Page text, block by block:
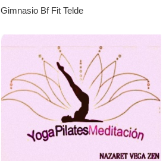
Gimnasio Bf Fit Telde
No tengo para alimentarlos, ayuda
Leales.org » Gran Canaria | 9 de Julio 2025